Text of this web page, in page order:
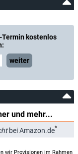
Termin kostenlos
weiter
und mehr...
bei Amazon.de*
wir Provisionen im Rahmen